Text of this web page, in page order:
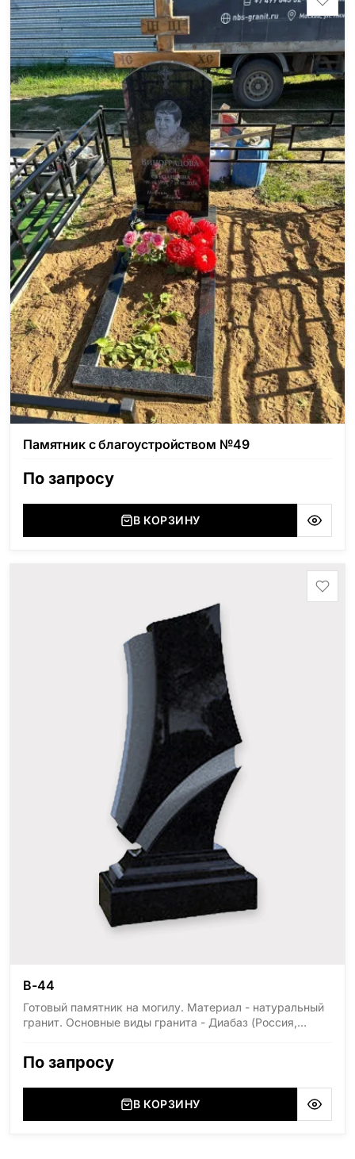
70*100*5 Размер тумбы: 12*110*15
Памятник с благоустройством №49
По запросу
В КОРЗИНУ
В-44
Готовый памятник на могилу. Материал - натуральный
гранит. Основные виды гранита - Диабаз (Россия,
область), Мансуровский (Россия, Урал), Лезниковский
(Украина, Житомерская область), Лабродарит
(Украина, Житомерская область), Сюксюансаари
(Россия, Карелия), Амфиболит (Россия, Мурманская
По запросу
В КОРЗИНУ